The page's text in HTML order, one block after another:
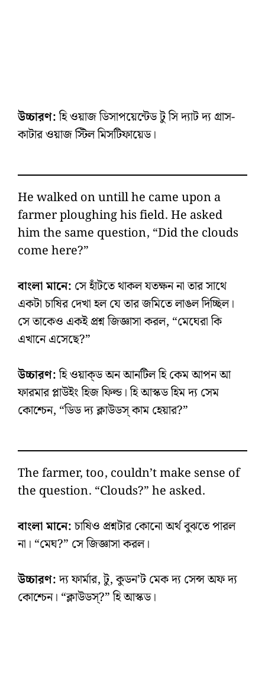
উচ্চারণ:হি ওয়াজ ডিসাপয়েন্টেড টু সি দ্যাট দ্য গ্রাস-
কাটার ওয়াজ স্টিল মিসটিফায়েড।
He walked on untill he came upon a
farmer ploughing his field. He asked
him the same question, “Did the clouds
come here?”
বাংলা মানে: সে হাঁটতে থাকল যতক্ষন না তার সাথে
একটা চাষির দেখা হল যে তার জমিতে লাঙল দিচ্ছিল।
সে তাকেও একই প্রশ্ন জিজ্ঞাসা করল, “মেঘেরা কি
এখানে এসেছে?”
উচ্চারণ:হি ওয়াক্‌ড অন আনটিল হি কেম আপন আ
ফারমার প্লাউইং হিজ ফিল্ড। হি আস্কড হিম দ্য সেম
কোশ্চেন, “ডিড দ্য ক্লাউডস্‌ কাম হেয়ার?”
The farmer, too, couldn’t make sense of
the question. “Clouds?” he asked.
বাংলা মানে:চাষিও প্রশ্নটার কোনো অর্থ বুঝতে পারল
না। “মেঘ?” সে জিজ্ঞাসা করল।
উচ্চারণ:দ্য ফার্মার, টু, কুডন’ট মেক দ্য সেন্স অফ দ্য
কোশ্চেন। “ক্লাউডস্‌?” হি আস্কড।